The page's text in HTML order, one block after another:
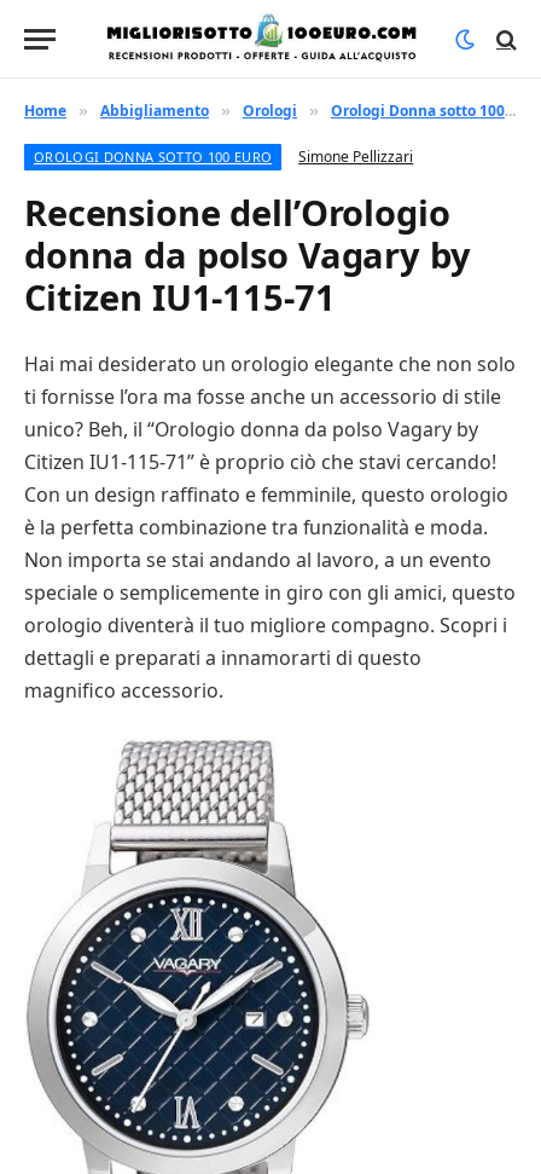
Home » Abbigliamento » Orologi » Orologi Donna sotto 100 euro
OROLOGI DONNA SOTTO 100 EURO Simone Pellizzari
Recensione dell’Orologio
donna da polso Vagary by
Citizen IU1-115-71
Hai mai desiderato un orologio elegante che non solo
ti fornisse l’ora ma fosse anche un accessorio di stile
unico? Beh, il “Orologio donna da polso Vagary by
Citizen IU1-115-71” è proprio ciò che stavi cercando!
Con un design raffinato e femminile, questo orologio
è la perfetta combinazione tra funzionalità e moda.
Non importa se stai andando al lavoro, a un evento
speciale o semplicemente in giro con gli amici, questo
orologio diventerà il tuo migliore compagno. Scopri i
dettagli e preparati a innamorarti di questo
magnifico accessorio.